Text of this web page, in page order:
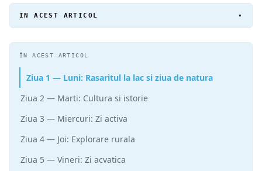
ÎN ACEST ARTICOL ▾
ÎN ACEST ARTICOL
Ziua 1 — Luni: Rasaritul la lac si ziua de natura
Ziua 2 — Marti: Cultura si istorie
Ziua 3 — Miercuri: Zi activa
Ziua 4 — Joi: Explorare rurala
Ziua 5 — Vineri: Zi acvatica